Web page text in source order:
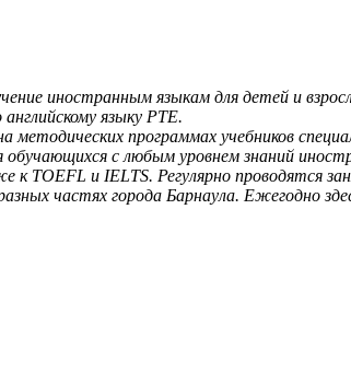
иностранным языкам для детей и
языку PTE.
методических программах учебников
с любым уровнем знаний
к TOEFL и IELTS. Регулярно проводятся
частях города Барнаула. Ежегодно